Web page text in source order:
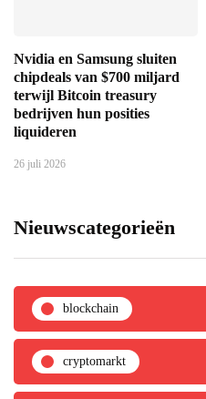
Nvidia en Samsung sluiten
chipdeals van $700 miljard
terwijl Bitcoin treasury
bedrijven hun posities
liquideren
26 juli 2026
Nieuwscategorieën
blockchain
cryptomarkt